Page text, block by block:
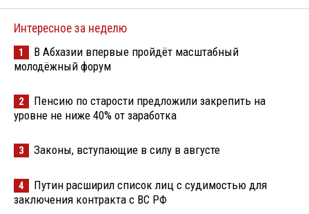
Интересное за неделю
1
В Абхазии впервые пройдёт масштабный
молодёжный форум
2
Пенсию по старости предложили закрепить на
уровне не ниже 40% от заработка
3 Законы, вступающие в силу в августе
4
Путин расширил список лиц с судимостью для
заключения контракта с ВС РФ